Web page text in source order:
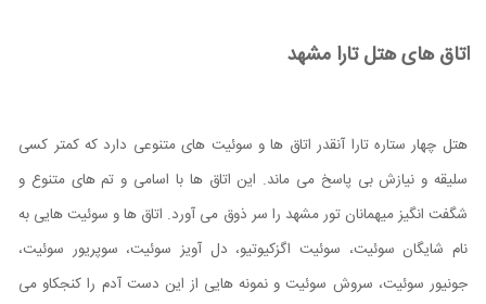
اتاق های هتل تارا مشهد
هتل چهار ستاره تارا آنقدر اتاق ها و سوئیت های متنوعی دارد که کمتر کسی
سلیقه و نیازش بی پاسخ می ماند. این اتاق ها با اسامی و تم های متنوع و
شگفت انگیز میهمانان تور مشهد را سر ذوق می آورد. اتاق ها و سوئیت هایی به
نام شایگان سوئیت، سوئیت اگزکیوتیو، دل آویز سوئیت، سوپریور سوئیت،
جونیور سوئیت، سروش سوئیت و نمونه هایی از این دست آدم را کنجکاو می